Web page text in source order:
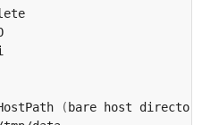
( bare host directory